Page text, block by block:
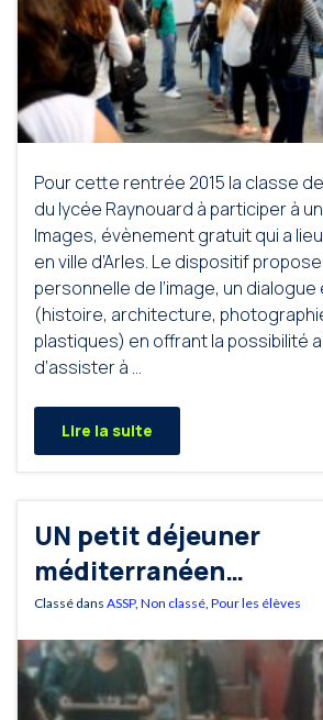
Pour cette rentrée 2015 la classe
du lycée Raynouard à participer à
Images, évènement gratuit qui a lieu
en ville d’Arles. Le dispositif
personnelle de l’image, un
(histoire, architecture,
plastiques) en offrant la possibilité
d’assister à …
Lire la suite
UN petit déjeuner
méditerranéen…
Classé dans ASSP, Non classé, Pour les élèves